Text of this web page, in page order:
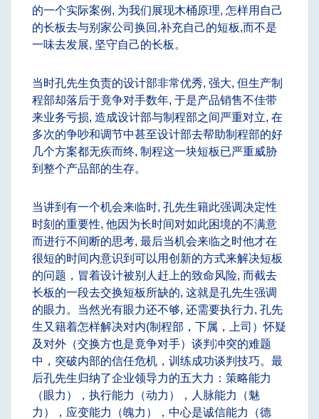
的一个实际案例, 为我们展现木桶原理, 怎样用自己
的长板去与别家公司换回,补充自己的短板,而不是
一味去发展, 坚守自己的长板。
当时孔先生负责的设计部非常优秀, 强大, 但生产制
程部却落后于竟争对手数年, 于是产品销售不佳带
来业务亏损, 造成设计部与制程部之间严重对立, 在
多次的争吵和调节中甚至设计部去帮助制程部的好
几个方案都无疾而终, 制程这一块短板已严重威胁
到整个产品部的生存。
当讲到有一个机会来临时, 孔先生籍此强调决定性
时刻的重要性, 他因为长时间对如此困境的不满意
而进行不间断的思考, 最后当机会来临之时他才在
很短的时间内意识到可以用创新的方式来解决短板
的问题，冒着设计被别人赶上的致命风险, 而截去
长板的一段去交换短板所缺的, 这就是孔先生强调
的眼力。当然光有眼力还不够, 还需要执行力, 孔先
生又籍着怎样解决对内(制程部，下属，上司）怀疑
及对外（交换方也是竟争对手）谈判冲突的难题
中，突破内部的信任危机，训练成功谈判技巧。最
后孔先生归纳了企业领导力的五大力：策略能力
（眼力），执行能力（动力），人脉能力（魅
力），应变能力（魄力），中心是诚信能力（德